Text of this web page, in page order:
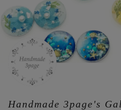
Handmade 3page's